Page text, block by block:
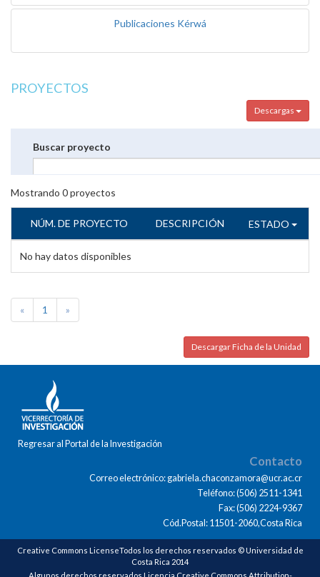
Publicaciones Kérwá
PROYECTOS
Descargas
Buscar proyecto
Mostrando 0proyectos
NÚM. DE PROYECTO DESCRIPCIÓN ESTADO
No hay datos disponibles
« 1 »
Descargar Ficha de la Unidad
Regresar al Portal de la Investigación
Contacto
Correo electrónico: gabriela.chaconzamora@ucr.ac.cr
Teléfono: (506) 2511-1341
Fax: (506) 2224-9367
Cód.Postal: 11501-2060,Costa Rica
Creative Commons LicenseTodos los derechos reservados © Universidad de
Costa Rica 2014